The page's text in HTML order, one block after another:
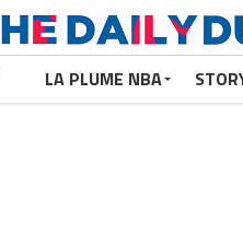
LA PLUME NBA